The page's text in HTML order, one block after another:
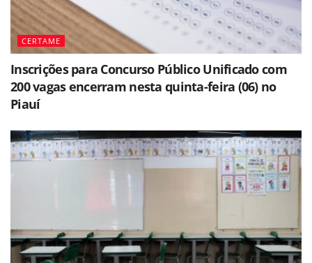
CERTAME
Inscrições para Concurso Público Unificado com
200 vagas encerram nesta quinta-feira (06) no
Piauí